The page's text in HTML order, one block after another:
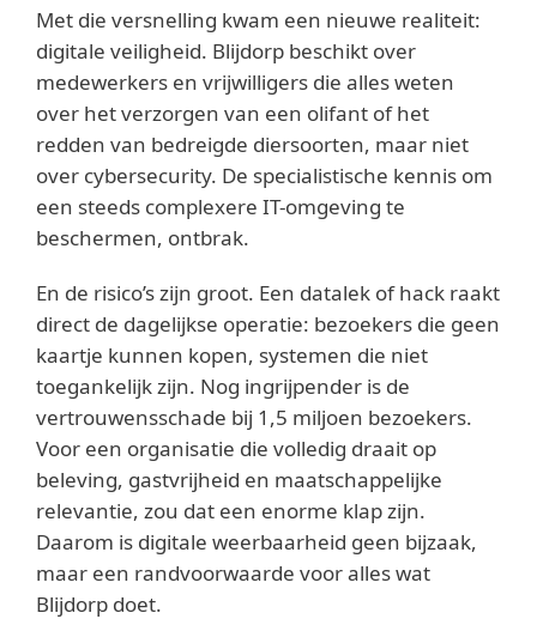
Met die versnelling kwam een nieuwe realiteit:
digitale veiligheid. Blijdorp beschikt over
medewerkers en vrijwilligers die alles weten
over het verzorgen van een olifant of het
redden van bedreigde diersoorten, maar niet
over cybersecurity. De specialistische kennis om
een steeds complexere IT-omgeving te
beschermen, ontbrak.
En de risico’s zijn groot. Een datalek of hack raakt
direct de dagelijkse operatie: bezoekers die geen
kaartje kunnen kopen, systemen die niet
toegankelijk zijn. Nog ingrijpender is de
vertrouwensschade bij 1,5 miljoen bezoekers.
Voor een organisatie die volledig draait op
beleving, gastvrijheid en maatschappelijke
relevantie, zou dat een enorme klap zijn.
Daarom is digitale weerbaarheid geen bijzaak,
maar een randvoorwaarde voor alles wat
Blijdorp doet.